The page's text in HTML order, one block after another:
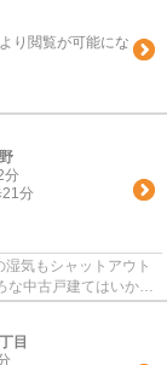
り閲覧が可能にな
分
21分
気もシャットアウト
な中古戸建てはいかが
目